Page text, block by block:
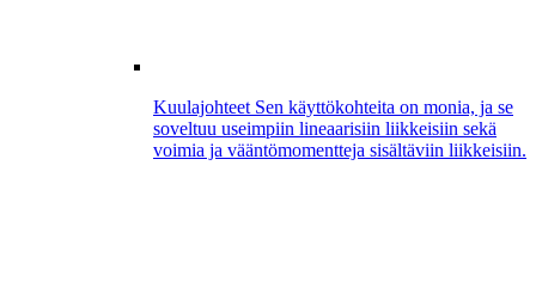
Kuulajohteet Sen käyttökohteita on monia, ja se
soveltuu useimpiin lineaarisiin liikkeisiin sekä
voimia ja vääntömomentteja sisältäviin liikkeisiin.